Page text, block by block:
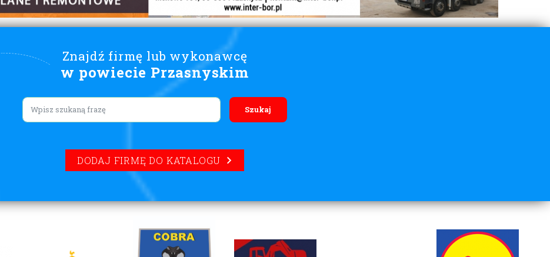
Znajdź firmę lub wykonawcę
w powiecie Przasnyskim
Lorem ipsum
DODAJ FIRMĘ DO KATALOGU